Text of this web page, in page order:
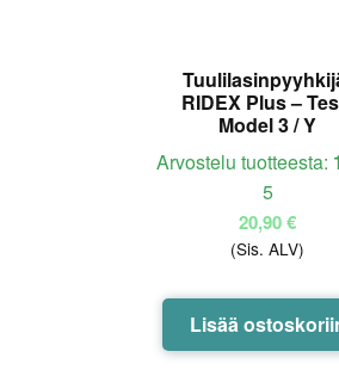
RIDEX Plus –
Model 3 / Y
Arvostelu tuotteesta:
5
20,90€
(Sis. ALV)
Lisää